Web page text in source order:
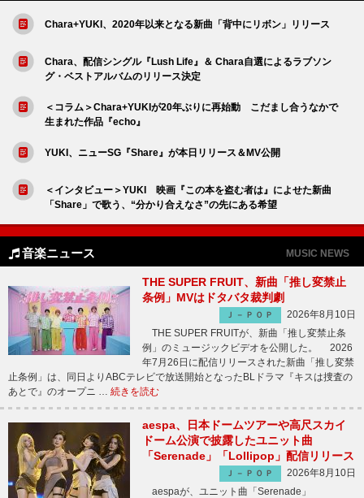
Chara+YUKI、2020年以来となる新曲「背中にリボン」リリース
Chara、配信シングル『Lush Life』＆ Chara自選によるラブソン
グ・ベストアルバムのリリース決定
＜コラム＞Chara+YUKIが20年ぶりに再始動 こだまし合うなかで
生まれた作品『echo』
YUKI、ニューSG『Share』が本日リリース＆MV公開
＜インタビュー＞YUKI 映画『この本を盗む者は』によせた新曲
「Share」で歌う、“分かり合えなさ”の先にある希望
音楽ニュース MUSIC NEWS
THE SUPER FRUIT、新曲「推し変禁止
条例」MVはドタバタ裁判劇
Ｊ－ＰＯＰ
2026年8月10日
THE SUPER FRUITが、新曲「推し変禁止条
例」のミュージックビデオを公開した。 2026
年7月26日に配信リリースされた新曲「推し変禁
止条例」は、同日よりABCテレビで放送開始となったBLドラマ『キスは捜査の
あとで』のオープニ … 続きを読む
aespa、日本ドームツアーや高尺スカイ
ドーム公演で披露したユニット曲
「Serenade」「Lollipop」配信リリース
Ｊ－ＰＯＰ
2026年8月10日
aespaが、ユニット曲「Serenade」